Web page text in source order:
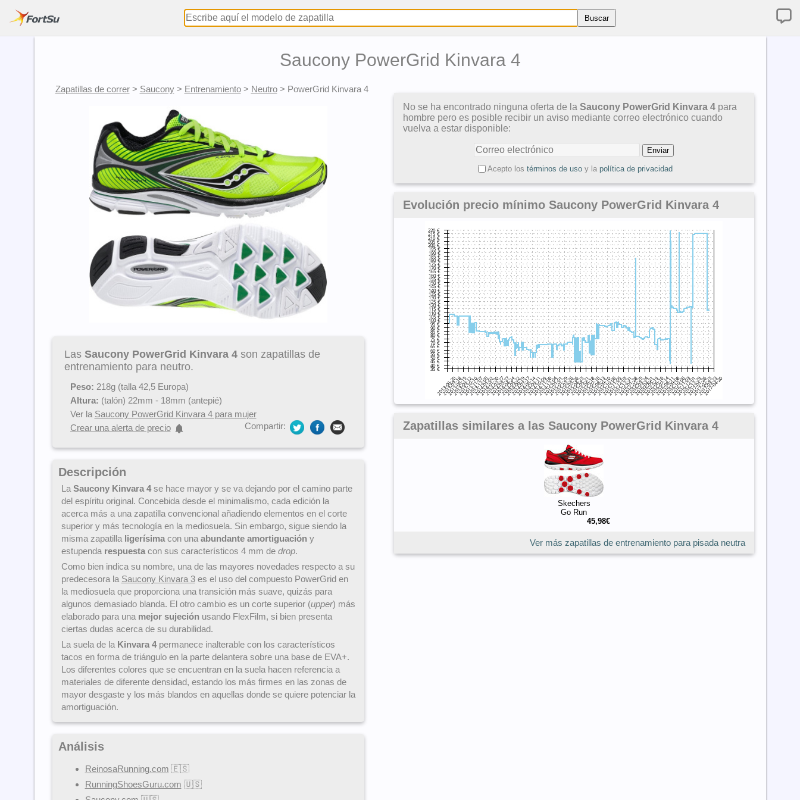
Saucony PowerGrid Kinvara 4
Zapatillas de correr> Saucony> Entrenamiento> Neutro> PowerGrid Kinvara 4
Las Saucony PowerGrid Kinvara 4son zapatillas de
entrenamiento para neutro.
Peso: 218g (talla 42,5 Europa)
Altura: (talón) 22mm - 18mm (antepié)
Ver la Saucony PowerGrid Kinvara 4 para mujer
Crear una alerta de precio
Compartir:
Descripción
La Saucony Kinvara 4se hace mayor y se va dejando por el camino parte
del espíritu original. Concebida desde el minimalismo, cada edición la
acerca más a una zapatilla convencional añadiendo elementos en el corte
superior y más tecnología en la mediosuela. Sin embargo, sigue siendo la
misma zapatilla ligerísimacon una abundante amortiguacióny
estupenda respuestacon sus característicos 4 mm de drop.
Como bien indica su nombre, una de las mayores novedades respecto a su
predecesora la Saucony Kinvara 3es el uso del compuesto PowerGrid en
la mediosuela que proporciona una transición más suave, quizás para
algunos demasiado blanda. El otro cambio es un corte superior (upper) más
elaborado para una mejor sujeciónusando FlexFilm, si bien presenta
ciertas dudas acerca de su durabilidad.
La suela de la Kinvara 4permanece inalterable con los característicos
tacos en forma de triángulo en la parte delantera sobre una base de EVA+.
Los diferentes colores que se encuentran en la suela hacen referencia a
materiales de diferente densidad, estando los más firmes en las zonas de
mayor desgaste y los más blandos en aquellas donde se quiere potenciar la
amortiguación.
Análisis
ReinosaRunning.com 🇪🇸
RunningShoesGuru.com 🇺🇸
No se ha encontrado ninguna oferta de la Saucony PowerGrid Kinvara 4 para
hombre pero es posible recibir un aviso mediante correo electrónico cuando
vuelva a estar disponible:
Acepto los términos de usoy la política de privacidad
Evolución precio mínimo Saucony PowerGrid Kinvara 4
Zapatillas similares a las Saucony PowerGrid Kinvara 4
Skechers
Go Run
45,98€
Ver más zapatillas de entrenamiento para pisada neutra